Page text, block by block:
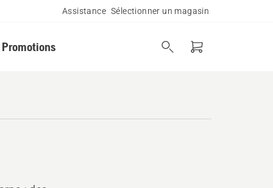
Assistance Sélectionner un magasin
Promotions